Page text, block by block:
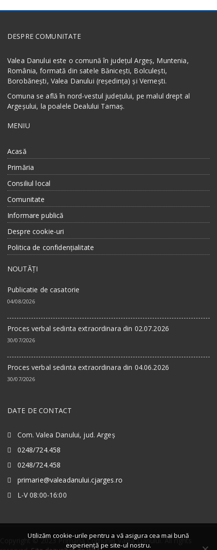
DESPRE COMUNITATE
Valea Danului este o comună în județul Argeș, Muntenia,
România, formată din satele Bănicești, Bolculești,
Borobănești, Valea Danului (reședința) și Vernești.
Comuna se află în nord-vestul județului, pe malul drept al
Argeșului, la poalele Dealului Tamaș.
MENIU
Acasă
Primăria
Consiliul local
Comunitate
Informare publică
Despre cookie-uri
Politica de confidențialitate
NOUTĂȚI
Publicatie de casatorie
04/08/2026
Proces verbal sedinta extraordinara din 02.07.2026
30/07/2026
Proces verbal sedinta extraordinara din 04.06.2026
30/07/2026
DATE DE CONTACT
Com. Valea Danului, jud. Argeș
0248/724.458
0248/724.458
primarie@valeadanului.cjarges.ro
L-V 08:00-16:00
Copyright © 2023 Primăria Comunei Valea Danului. All rights
Utilizăm cookie-urile pentru a vă asigura cea mai bună
experiență pe site-ul nostru.